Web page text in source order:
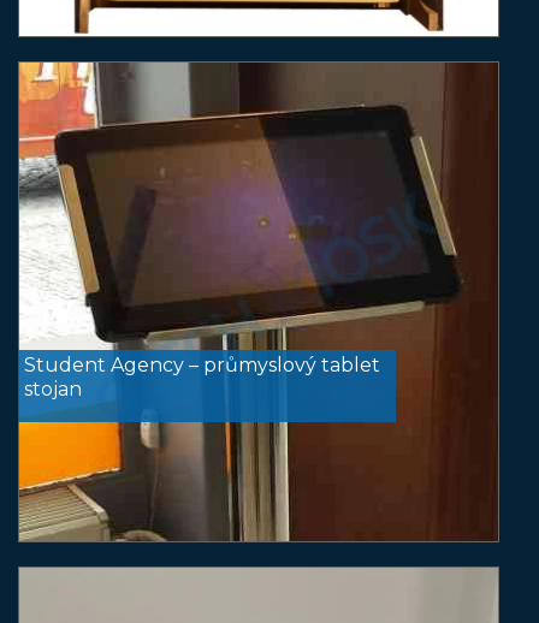
Student Agency – průmyslový tablet
stojan